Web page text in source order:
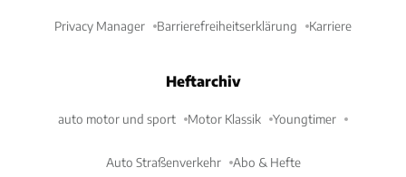
Privacy Manager Barrierefreiheitserklärung Karriere
Heftarchiv
auto motor und sport Motor Klassik Youngtimer
Auto Straßenverkehr Abo & Hefte